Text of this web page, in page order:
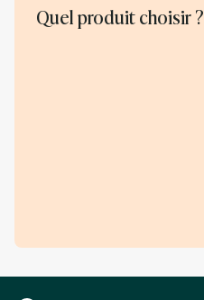
Quel produit choisir ?